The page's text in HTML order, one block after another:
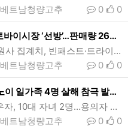
베트남청량고추 0
0
베트남, 작년 오토바이시장 ‘선방’…판매량 265만여대 전년비 5.4%↑
- VAMM 5개 회원사 집계치, 빈패스트·트라이엄프 등은 빠져…혼다 시장점유율 81%지난해 10월 열린 베트남모토쇼(VMS)에 참가했던 대만 SYM의 스쿠터모델. 지난해 베트남의 오토바이 신차 판매대수는 전년대비 5.4% 늘어난 265.4만대를 기록했다. 브랜드별 시장점유율은 혼다가 전체의 81%로 독주 체제를 유지했다. (사진=VnExpress/Pham Trung)[인사이드비나=호치민, 투 탄(Thu thanh) 기자] 지난해 베트남의 오토바이 신차 판매대수가 소폭 증가한 것으로 나타났다.베트남오토바이…
베트남청량고추 0
0
’가난 때문에’ 하노이 일가족 4명 살해 참극 발생
- 70대 노모, 배우자, 10대 자녀 2명…용의자 50대 남성 붕따우서 체포하노이 일가족 4명 살해사건의 용의자 V씨가 공안에 붙잡혀 이송되고 있다. 용의자인 50대 남성은 가난을 이유로 노모와 배우자, 어린 자녀 둘을 모두 살해하는 참극을 저질렀다. (사진=인민공안)[인사이드비나=하노이, 장연환 기자] 베트남 수도 하노이에서 가난을 이유로 50대 현지 남성이 노모와 배우자, 어린 자녀 둘을 모두 살해하는 안타까운 사건이 발생했다.하노이시 공안 경찰국은 “푸쑤옌현(Phu Xuyen) 일가족 살해사건의 용의자 V씨(52)를…
베트남청량고추 0
0